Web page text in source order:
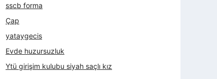
sscb forma
Çap
yataygecis
Evde huzursuzluk
Ytü girişim kulubu siyah saçlı kız